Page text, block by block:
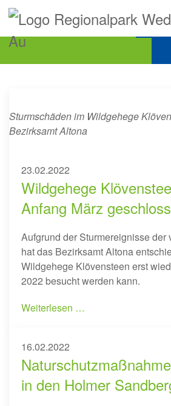
Sturmschäden im Wildgehege
Bezirksamt Altona
23.02.2022
Wildgehege
Anfang März
Aufgrund der Sturmereignisse der
hat das Bezirksamt Altona
Wildgehege Klövensteen erst
2022 besucht werden kann.
Weiterlesen …
16.02.2022
in den Holmer